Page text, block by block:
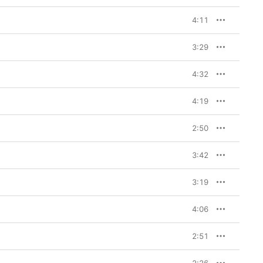
4:11
3:29
4:32
4:19
2:50
3:42
3:19
4:06
2:51